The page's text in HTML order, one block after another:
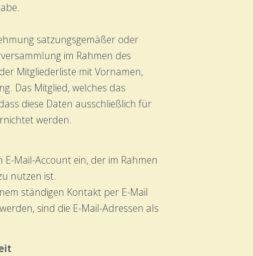
satzungsgemäßer oder
im Rahmen des
Mitgliederliste mit Vornamen,
Das Mitglied, welches das
diese Daten ausschließlich für
werden.
Mail-Account ein, der im Rahmen
nutzen ist.
ständigen Kontakt per E-Mail
sind die E-Mail-Adressen als